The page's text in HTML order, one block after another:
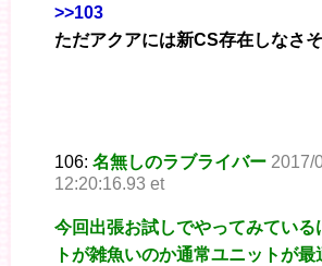
>>103
ただアクアには新CS存在しなさ
106: 名無しのラブライバー 2017/
12:20:16.93 et
今回出張お試しでやってみている
トが雑魚いのか通常ユニットが